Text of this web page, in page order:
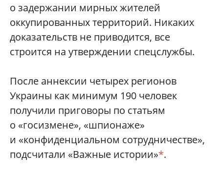
о задержании мирных жителей
оккупированных территорий. Никаких
доказательств не приводится, все
строится на утверждении спецслужбы.
После аннексии четырех регионов
Украины как минимум 190 человек
получили приговоры по статьям
о «госизмене», «шпионаже»
и «конфиденциальном сотрудничестве»,
подсчитали «Важные истории»*.